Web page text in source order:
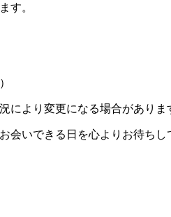
す。
により変更になる場合があり
会いできる日を心よりお待ちし